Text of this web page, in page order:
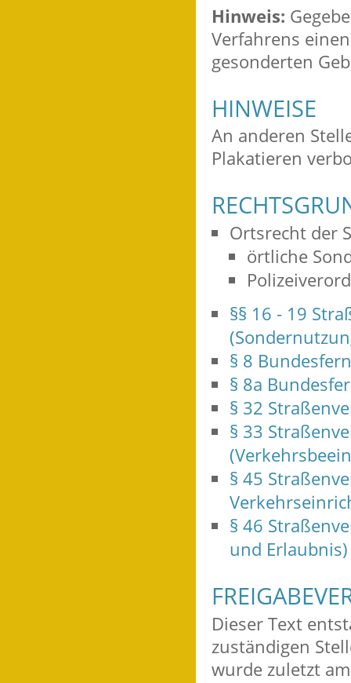
Hinweis:
Verfahrens
gesonderten
HINWEISE
An anderen
Plakatieren
Ortsrecht der
örtliche
§§ 16 - 19
§ 8
§ 8a
§ 32
§ 33
§ 45
§ 46
und Erlaubnis)
Dieser Text
zuständigen
wurde zuletzt